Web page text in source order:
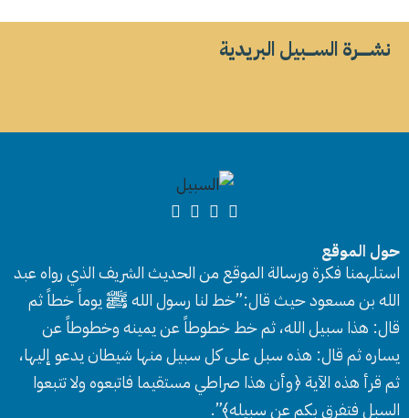
نشــــــرة الســــبيل البريدية
حول الموقع
استلهمنا فكرة ورسالة الموقع من الحديث الشريف الذي رواه عبد
الله بن مسعود حيث قال:”خط لنا رسول الله ﷺ يوماً خطاً ثم
قال: هذا سبيل الله، ثم خط خطوطاً عن يمينه وخطوطاً عن
يساره ثم قال: هذه سبل على كل سبيل منها شيطان يدعو إليها،
ثم قرأ هذه الآية ﴿وأن هذا صراطي مستقيما فاتبعوه ولا تتبعوا
السبل فتفرق بكم عن سبيله﴾”.